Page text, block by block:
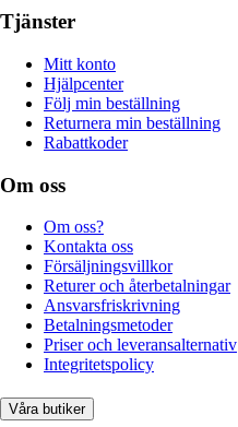
Tjänster
Mitt konto
Hjälpcenter
Följ min beställning
Returnera min beställning
Rabattkoder
Om oss
Om oss?
Kontakta oss
Försäljningsvillkor
Returer och återbetalningar
Ansvarsfriskrivning
Betalningsmetoder
Priser och leveransalternativ
Integritetspolicy
Våra butiker